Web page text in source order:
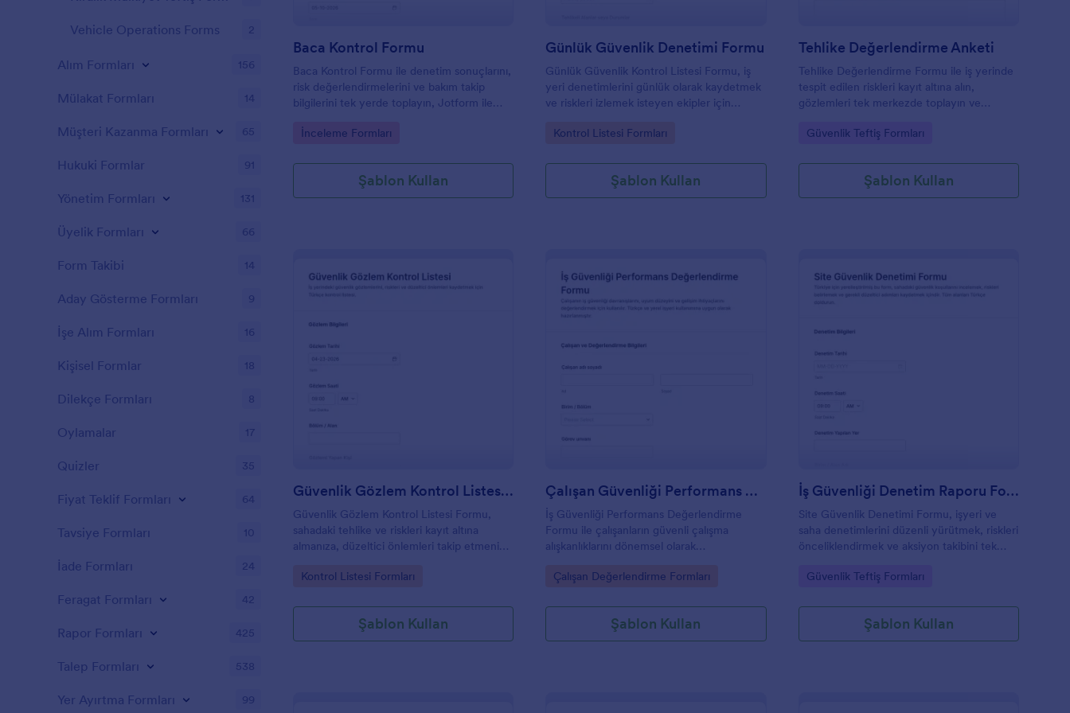
Baca Kontrol Formu
Baca Kontrol Formu ile denetim sonuçlarını,
risk değerlendirmelerini ve bakım takip
bilgilerini tek yerde toplayın, Jotform ile
form yanıtı kayıtlarını düzenli yönetin.
Go to Category:
İnceleme Formları
Şablon Kullan
Günlük Güvenlik Denetimi Formu
Günlük Güvenlik Kontrol Listesi Formu, iş
yeri denetimlerini günlük olarak kaydetmek
ve riskleri izlemek isteyen ekipler için
takibini kolaylaştırır.
Go to Category:
Kontrol Listesi Formları
Şablon Kullan
Tehlike Değerlendirme Anketi
Tehlike Değerlendirme Formu ile iş yerinde
tespit edilen riskleri kayıt altına alın,
gözlemleri tek merkezde toplayın ve
hızlandırın.
Go to Category:
Güvenlik Teftiş Formları
Şablon Kullan
: Güvenlik Gözlem Kontrol Listesi Formu
Güvenlik Gözlem Kontrol Listesi Formu
Güvenlik Gözlem Kontrol Listesi Formu,
sahadaki tehlike ve riskleri kayıt altına
almanıza, düzeltici önlemleri takip etmenize
düzenli yönetmenize yardımcı olur.
Go to Category:
Kontrol Listesi Formları
Şablon Kullan
Çalışan Güvenliği Performans Değerlendirme Anketi
İş Güvenliği Performans Değerlendirme
Formu ile çalışanların güvenli çalışma
alışkanlıklarını dönemsel olarak
notlarını toplayın ve Jotform üzerinden
Go to Category:
Çalışan Değerlendirme Formları
Şablon Kullan
İş Güvenliği Denetim Raporu Formu
Site Güvenlik Denetimi Formu, işyeri ve
saha denetimlerini düzenli yürütmek, riskleri
önceliklendirmek ve aksiyon takibini tek
form şablonudur.
Go to Category:
Güvenlik Teftiş Formları
Şablon Kullan
Vehicle Operations Forms 2
Alım Formları 156
Mülakat Formları 14
Müşteri Kazanma Formları 65
Hukuki Formlar 91
Yönetim Formları 131
Üyelik Formları 66
Form Takibi 14
Aday Gösterme Formları 9
İşe Alım Formları 16
Kişisel Formlar 18
Dilekçe Formları 8
Oylamalar 17
Quizler 35
Fiyat Teklif Formları 64
Tavsiye Formları 10
İade Formları 24
Feragat Formları 42
Rapor Formları 425
Talep Formları 538
Yer Ayırtma Formları 99